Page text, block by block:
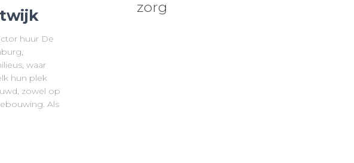
huur De
waar
hun plek
zowel op
Als
zorg